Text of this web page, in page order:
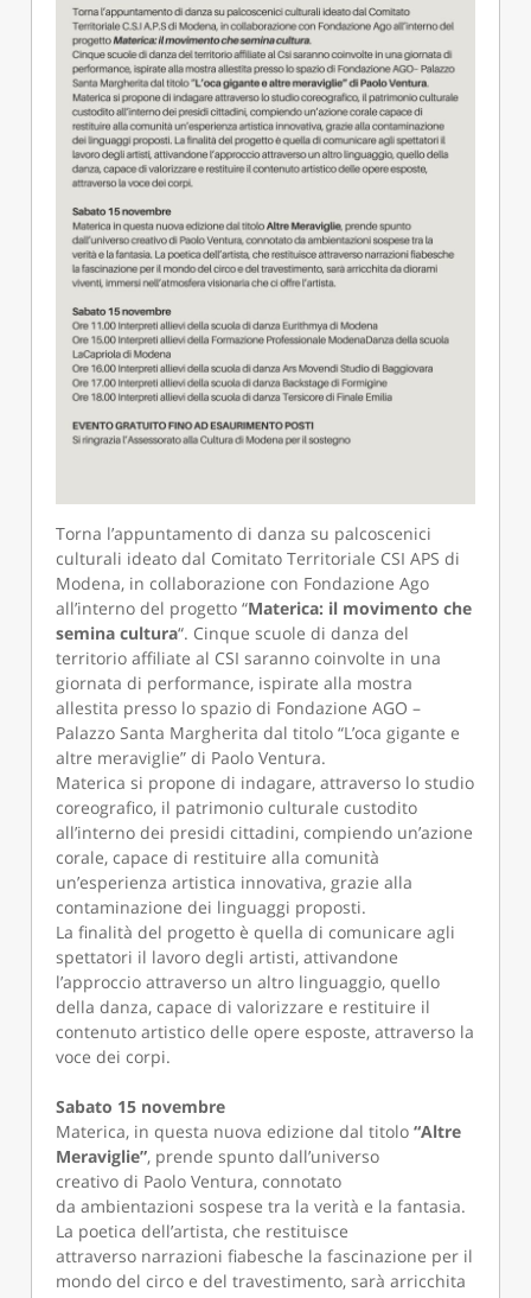
Torna l’appuntamento di danza su palcoscenici
culturali ideato dal Comitato Territoriale CSI APS di
Modena, in collaborazione con Fondazione Ago
all’interno del progetto “Materica: il movimento che
semina cultura“. Cinque scuole di danza del
territorio affiliate al CSI saranno coinvolte in una
giornata di performance, ispirate alla mostra
allestita presso lo spazio di Fondazione AGO –
Palazzo Santa Margherita dal titolo “L’oca gigante e
altre meraviglie” di Paolo Ventura.
Materica si propone di indagare, attraverso lo studio
coreografico, il patrimonio culturale custodito
all’interno dei presidi cittadini, compiendo un’azione
corale, capace di restituire alla comunità
un’esperienza artistica innovativa, grazie alla
contaminazione dei linguaggi proposti.
La finalità del progetto è quella di comunicare agli
spettatori il lavoro degli artisti, attivandone
l’approccio attraverso un altro linguaggio, quello
della danza, capace di valorizzare e restituire il
contenuto artistico delle opere esposte, attraverso la
voce dei corpi.
Sabato 15 novembre
Materica, in questa nuova edizione dal titolo“Altre
Meraviglie”, prende spunto dall’universo
creativo di Paolo Ventura, connotato
da ambientazioni sospese tra la verità e la fantasia.
La poetica dell’artista, che restituisce
attraverso narrazioni fiabesche la fascinazione per il
mondo del circo e del travestimento, sarà arricchita